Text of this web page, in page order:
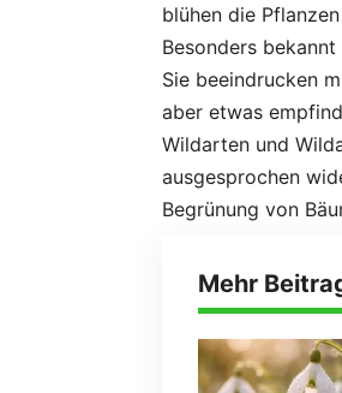
blühen die
Besonders bekannt
Sie beeindrucken
aber etwas
Wildarten und
ausgesprochen
Begrünung von
Mehr